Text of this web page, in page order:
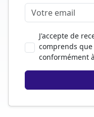
J'accepte de
comprends
conformément